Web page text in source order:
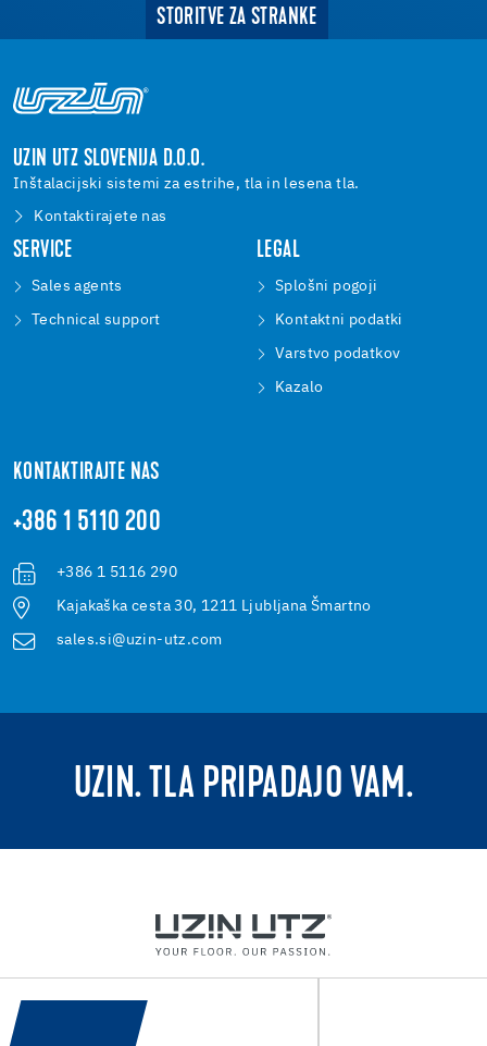
STORITVE ZA STRANKE
UZIN UTZ SLOVENIJA D.O.O.
Inštalacijski sistemi za estrihe, tla in lesena tla.
Kontaktirajete nas
SERVICE
Sales agents
Technical support
LEGAL
Splošni pogoji
Kontaktni podatki
Varstvo podatkov
Kazalo
KONTAKTIRAJTE NAS
+386 1 5110 200
+386 1 5116 290
Kajakaška cesta 30, 1211 Ljubljana Šmartno
sales.si@uzin-utz.com
UZIN. TLA PRIPADAJO VAM.